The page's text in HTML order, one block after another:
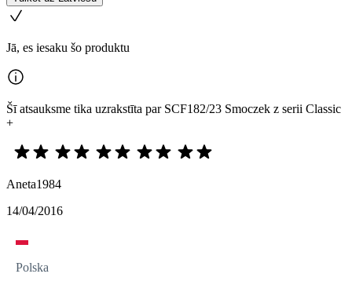
Jā, es iesaku šo produktu
Šī atsauksme tika uzrakstīta par SCF182/23 Smoczek z serii Classic
+
Aneta1984
14/04/2016
Polska